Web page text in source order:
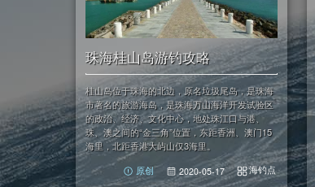
珠海桂山岛游钓攻略
桂山岛位于珠海的北边，原名垃圾尾岛，是珠海
市著名的旅游海岛，是珠海万山海洋开发试验区
的政治、经济、文化中心，地处珠江口与港、
珠、澳之间的“金三角”位置，东距香洲、澳门15
海里，北距香港大屿山仅3海里。
原创 2020-05-17 海钓点